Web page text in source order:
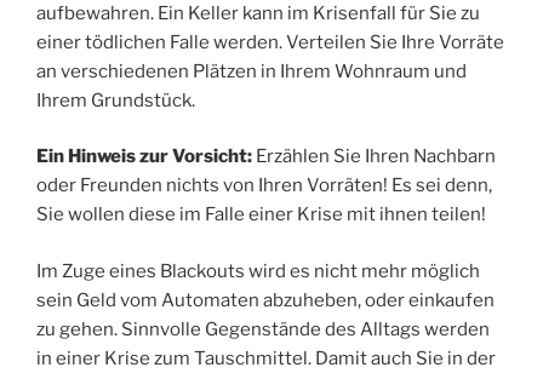
aufbewahren. Ein Keller kann im Krisenfall für Sie zu
einer tödlichen Falle werden. Verteilen Sie Ihre Vorräte
an verschiedenen Plätzen in Ihrem Wohnraum und
Ihrem Grundstück.
Ein Hinweis zur Vorsicht: Erzählen Sie Ihren Nachbarn
oder Freunden nichts von Ihren Vorräten! Es sei denn,
Sie wollen diese im Falle einer Krise mit ihnen teilen!
Im Zuge eines Blackouts wird es nicht mehr möglich
sein Geld vom Automaten abzuheben, oder einkaufen
zu gehen. Sinnvolle Gegenstände des Alltags werden
in einer Krise zum Tauschmittel. Damit auch Sie in der